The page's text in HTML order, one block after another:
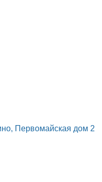
Первомайская дом 2